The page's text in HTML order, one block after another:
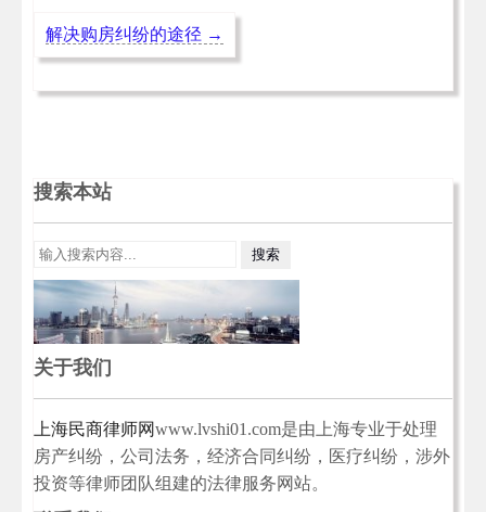
解决购房纠纷的途径 →
搜索本站
关于我们
上海民商律师网www.lvshi01.com是由上海专业于处理
房产纠纷，公司法务，经济合同纠纷，医疗纠纷，涉外
投资等律师团队组建的法律服务网站。